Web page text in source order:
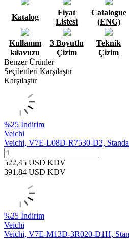
Katalog
Fiyat
Listesi
Catalogue
(ENG)
Kullanım
kılavuzu
3 Boyutlu
Çizim
Teknik
Çizim
Benzer Ürünler
Seçilenleri Karşılaştır
Karşılaştır
%25 İndirim
Veichi
Veichi, V7E-L08D-R7530-D2,
522,45 USD KDV
391,84 USD KDV
%25 İndirim
Veichi
Veichi, V7E-M13D-3R020-D1H,